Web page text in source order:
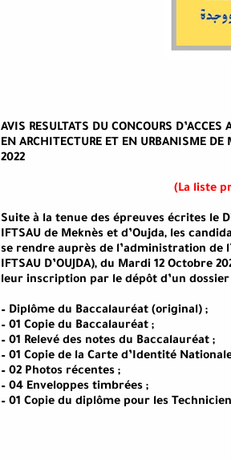
AVIS RESULTATS DU CONCOURS
EN ARCHITECTURE ET EN URBANISME DE
2022
(La liste
Suite à la tenue des épreuves écrites le
IFTSAU de Meknès et d’Oujda, les
se rendre auprès de l’administration de
IFTSAU D’OUJDA), du Mardi 12 Octobre
leur inscription par le dépôt d’un
– Diplôme du Baccalauréat (original) ;
– 01 Copie du Baccalauréat ;
– 01 Relevé des notes du Baccalauréat ;
– 01 Copie de la Carte d’Identité
– 02 Photos récentes ;
– 04 Enveloppes timbrées ;
– 01 Copie du diplôme pour les